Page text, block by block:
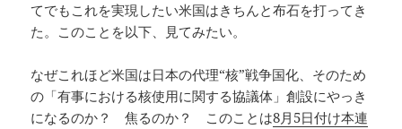
てでもこれを実現したい米国はきちんと布石を打ってき
た。このことを以下、見てみたい。
なぜこれほど米国は日本の代理“核”戦争国化、そのため
の「有事における核使用に関する協議体」創設にやっき
になるのか？ 焦るのか？ このことは8月5日付け本連